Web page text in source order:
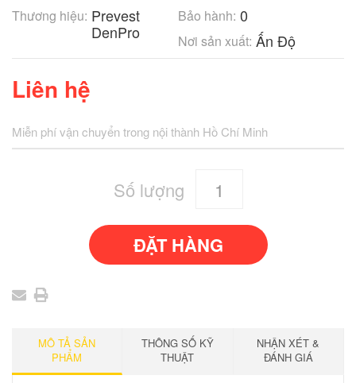
Thương hiệu: Prevest
DenPro
Bảo hành: 0
Nơi sản xuất: Ấn Độ
Liên hệ
Miễn phí vận chuyển trong nội thành Hồ Chí Minh
Số lượng
MÔ TẢ SẢN
PHẨM
THÔNG SỐ KỸ
THUẬT
NHẬN XÉT &
ĐÁNH GIÁ